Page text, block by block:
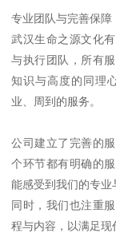
专业团队与完善保
武汉生命之源文化
与执行团队，所有
知识与高度的同理
业、周到的服务。
公司建立了完善的
个环节都有明确的
能感受到我们的专业
同时，我们也注重
程与内容，以满足现